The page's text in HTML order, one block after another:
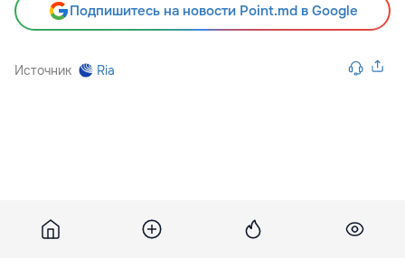
Подпишитесь на новости Point.md в Google
Источник Ria